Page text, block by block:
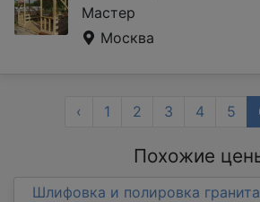
Мастер
Москва
‹ 1 2 3 4 5
Похожие
Шлифовка и полировка